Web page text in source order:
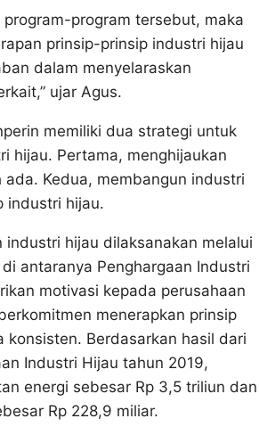
program-program tersebut, maka
prinsip-prinsip industri hijau
dalam menyelaraskan
ujar Agus.
memiliki dua strategi untuk
hijau. Pertama, menghijaukan
Kedua, membangun industri
industri hijau.
industri hijau dilaksanakan melalui
antaranya Penghargaan Industri
motivasi kepada perusahaan
menerapkan prinsip
konsisten. Berdasarkan hasil dari
Industri Hijau tahun 2019,
energi sebesar Rp 3,5 triliun dan
Rp 228,9 miliar.